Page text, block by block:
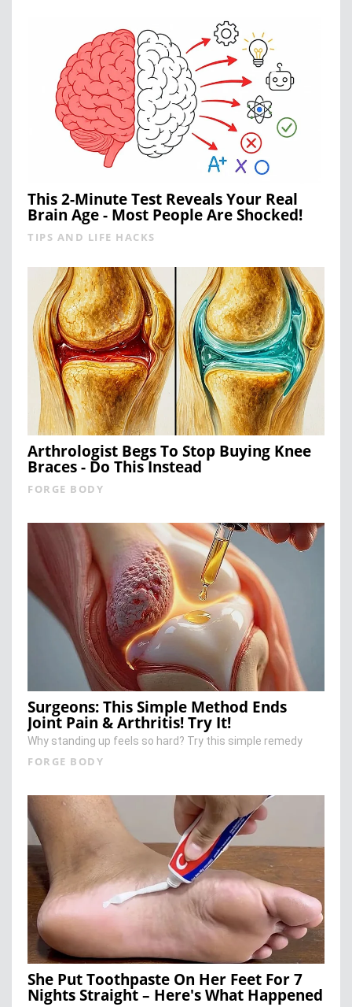
This 2-Minute Test Reveals Your Real
Brain Age - Most People Are Shocked!
TIPS AND LIFE HACKS
Arthrologist Begs To Stop Buying Knee
Braces - Do This Instead
FORGE BODY
Surgeons: This Simple Method Ends
Joint Pain & Arthritis! Try It!
Why standing up feels so hard? Try this simple remedy
FORGE BODY
She Put Toothpaste On Her Feet For 7
Nights Straight – Here's What Happened